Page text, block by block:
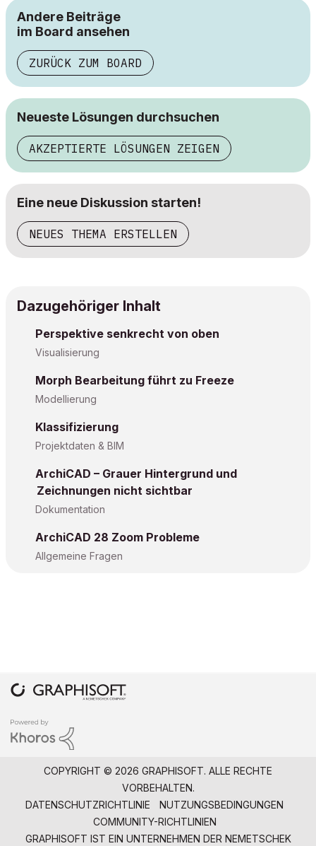
Andere Beiträge
im Board ansehen
ZURÜCK ZUM BOARD
Neueste Lösungen durchsuchen
AKZEPTIERTE LÖSUNGEN ZEIGEN
Eine neue Diskussion starten!
NEUES THEMA ERSTELLEN
Dazugehöriger Inhalt
Perspektive senkrecht von oben
Visualisierung
Morph Bearbeitung führt zu Freeze
Modellierung
Klassifizierung
Projektdaten & BIM
ArchiCAD – Grauer Hintergrund und
Zeichnungen nicht sichtbar
Dokumentation
ArchiCAD 28 Zoom Probleme
Allgemeine Fragen
COPYRIGHT © 2026 GRAPHISOFT. ALLE RECHTE
VORBEHALTEN.
DATENSCHUTZRICHTLINIE
NUTZUNGSBEDINGUNGEN
COMMUNITY-RICHTLINIEN
GRAPHISOFT IST EIN UNTERNEHMEN DER NEMETSCHEK